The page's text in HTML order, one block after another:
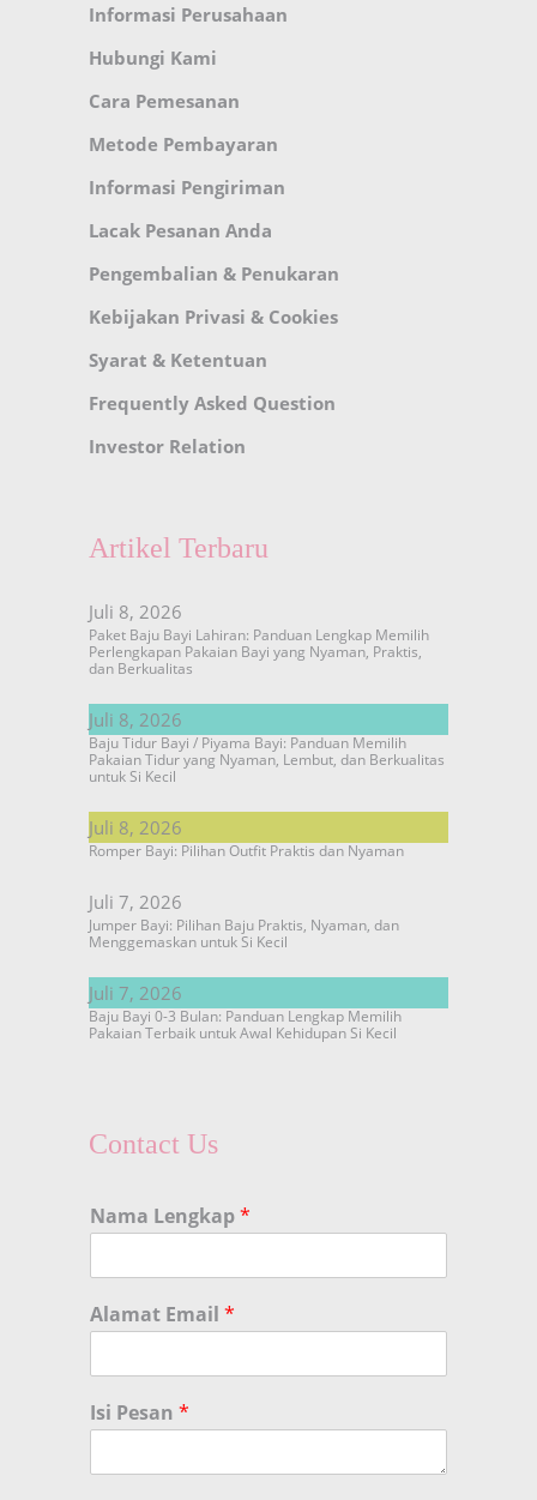
Informasi Perusahaan
Hubungi Kami
Cara Pemesanan
Metode Pembayaran
Informasi Pengiriman
Lacak Pesanan Anda
Pengembalian & Penukaran
Kebijakan Privasi & Cookies
Syarat & Ketentuan
Frequently Asked Question
Investor Relation
Artikel Terbaru
Juli 8, 2026
Paket Baju Bayi Lahiran: Panduan Lengkap Memilih
Perlengkapan Pakaian Bayi yang Nyaman, Praktis,
dan Berkualitas
Juli 8, 2026
Baju Tidur Bayi / Piyama Bayi: Panduan Memilih
Pakaian Tidur yang Nyaman, Lembut, dan Berkualitas
untuk Si Kecil
Juli 8, 2026
Romper Bayi: Pilihan Outfit Praktis dan Nyaman
Juli 7, 2026
Jumper Bayi: Pilihan Baju Praktis, Nyaman, dan
Menggemaskan untuk Si Kecil
Juli 7, 2026
Baju Bayi 0-3 Bulan: Panduan Lengkap Memilih
Pakaian Terbaik untuk Awal Kehidupan Si Kecil
Contact Us
Nama Lengkap*
Alamat Email *
Isi Pesan *